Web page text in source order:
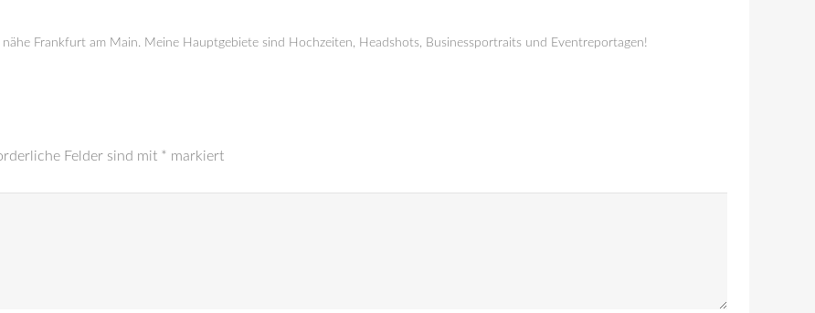
Frankfurt am Main. Meine Hauptgebiete sind Hochzeiten, Headshots, Businessportraits und Eventreportagen!
Felder sind mit * markiert